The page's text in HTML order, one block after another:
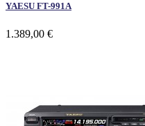
YAESU FT-991A
1.389,00 €